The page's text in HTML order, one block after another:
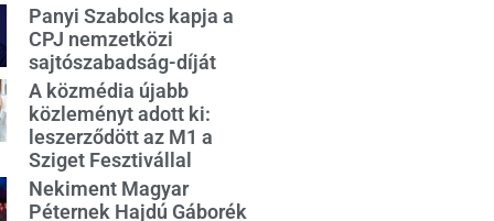
Panyi Szabolcs kapja a
CPJ nemzetközi
sajtószabadság-díját
A közmédia újabb
közleményt adott ki:
leszerződött az M1 a
Sziget Fesztivállal
Nekiment Magyar
Péternek Hajdú Gáborék